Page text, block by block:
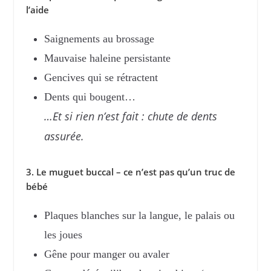
l’aide
Saignements au brossage
Mauvaise haleine persistante
Gencives qui se rétractent
Dents qui bougent…
…Et si rien n’est fait : chute de dents
assurée.
3. Le muguet buccal – ce n’est pas qu’un truc de
bébé
Plaques blanches sur la langue, le palais ou
les joues
Gêne pour manger ou avaler